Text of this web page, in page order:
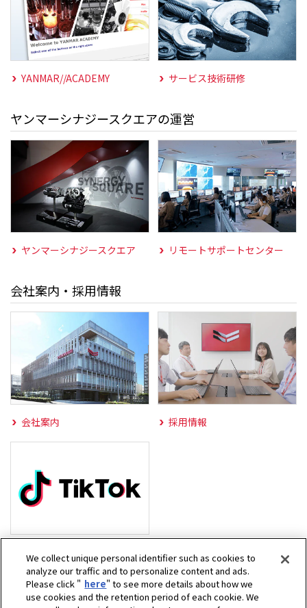
YANMAR//ACADEMY サービス技術研修
ヤンマーシナジースクエアの運営
ヤンマーシナジースクエア リモートサポートセンター
会社案内・採用情報
会社案内 採用情報
TikTok動画一覧
We collect unique personal identifier such as cookies to
analyze our traffic and to personalize content and ads.
Please click " here" to see more details about how we
use cookies and the retention period of each cookie. We